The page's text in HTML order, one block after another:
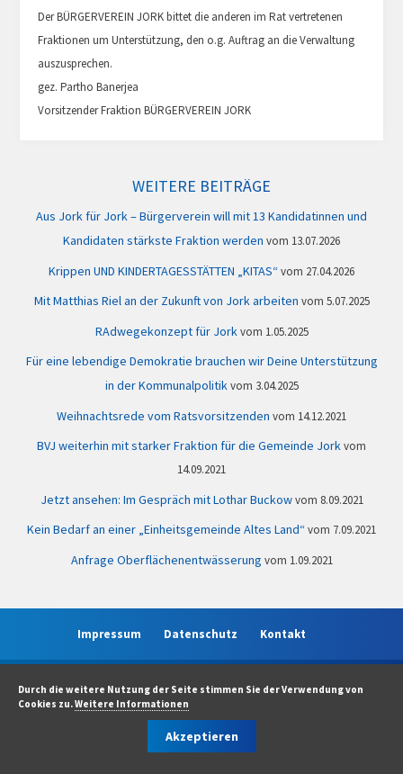
Der BÜRGERVEREIN JORK bittet die anderen im Rat vertretenen
Fraktionen um Unterstützung, den o.g. Auftrag an die Verwaltung
auszusprechen.
gez. Partho Banerjea
Vorsitzender Fraktion BÜRGERVEREIN JORK
WEITERE BEITRÄGE
Aus Jork für Jork – Bürgerverein will mit 13 Kandidatinnen und
Kandidaten stärkste Fraktion werden
13.07.2026
Krippen UND KINDERTAGESSTÄTTEN „KITAS“ 27.04.2026
Mit Matthias Riel an der Zukunft von Jork arbeiten 5.07.2025
RAdwegekonzept für Jork 1.05.2025
Für eine lebendige Demokratie brauchen wir Deine Unterstützung
in der Kommunalpolitik
3.04.2025
Weihnachtsrede vom Ratsvorsitzenden 14.12.2021
BVJ weiterhin mit starker Fraktion für die Gemeinde Jork
14.09.2021
Jetzt ansehen: Im Gespräch mit Lothar Buckow 8.09.2021
Kein Bedarf an einer „Einheitsgemeinde Altes Land“ 7.09.2021
Anfrage Oberflächenentwässerung 1.09.2021
Impressum Datenschutz Kontakt
Erstellt durch:Alvario Digitalagentur
© 2026
Durch die weitere Nutzung der Seite stimmen Sie der Verwendung von
Cookies zu.Weitere Informationen
Akzeptieren